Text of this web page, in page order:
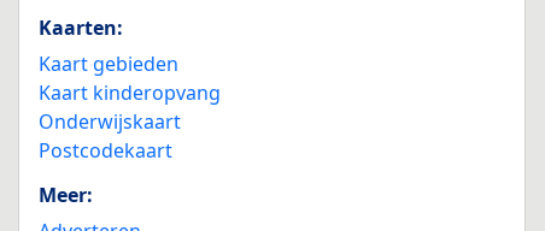
Kaarten:
Kaart gebieden
Kaart kinderopvang
Onderwijskaart
Postcodekaart
Meer: